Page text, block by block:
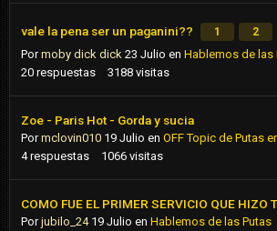
vale la pena ser un paganini?? 1 2
Pormoby dick dick 23 Julio en Hablemos de las
20 respuestas 3188 visitas
Zoe - Paris Hot - Gorda y sucia
Pormclovin010 19 Julio en OFF Topic de Putas
4 respuestas 1066 visitas
COMO FUE EL PRIMER SERVICIO QUE HIZO
Porjubilo_24 19 Julio en Hablemos de las Putas